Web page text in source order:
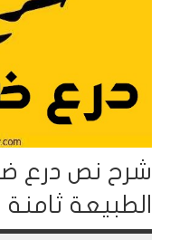
شرح نص درع
الطبيعة